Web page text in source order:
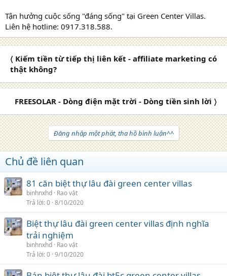
Tận hưởng cuộc sống "đáng sống" tại Green Center Villas.
Liên hệ hotline: 0917.318.588.
〈 Kiếm tiền từ tiếp thị liên kết - affiliate marketing có
thật không?
FREESOLAR - Dòng điện mặt trời - Dòng tiền sinh lời 〉
Đăng nhập một phát, tha hồ bình luận^^
Chủ đề liên quan
81 căn biệt thự lâu đài green center villas
binhnxhd Rao vặt
Trả lời 0 8/10/2020
Biệt thự lâu đài green center villas định nghĩa
trải nghiệm
binhnxhd Rao vặt
Trả lời 0 9/10/2020